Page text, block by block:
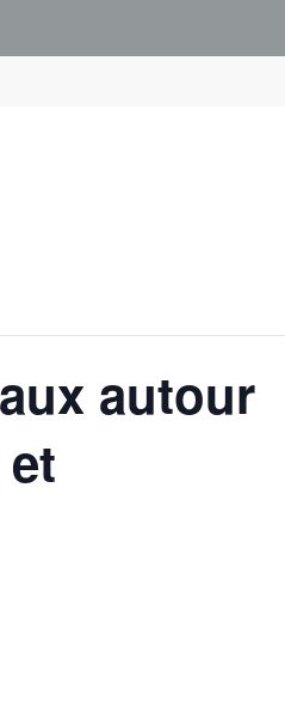
autour